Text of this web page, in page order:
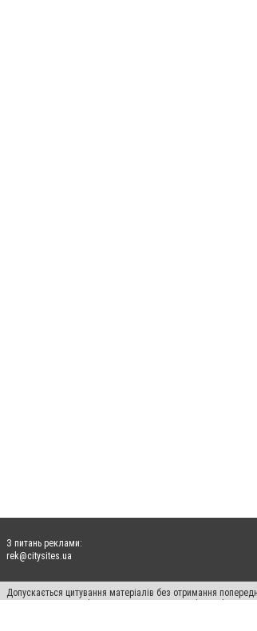
З питань реклами:
rek@citysites.ua
Допускається цитування матеріалів без отримання
пошукових систем гіперпосилання на цитовані статті не